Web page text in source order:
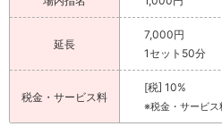
延長
7,000円
1セット50分
税金・サービス料
[税] 10%
※税金・サービ